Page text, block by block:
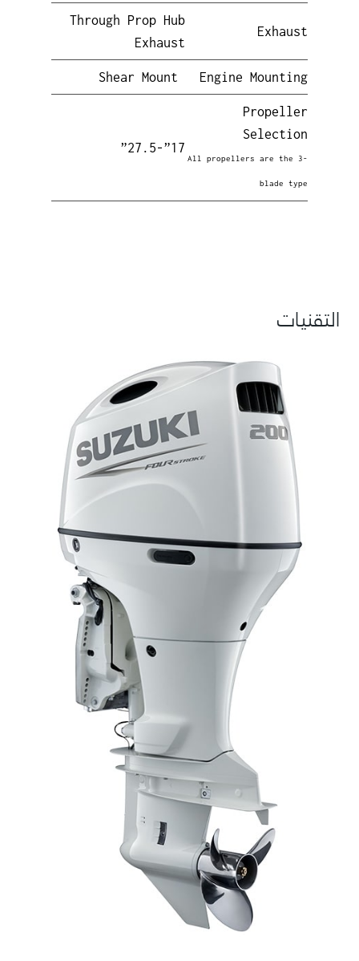
Exhaust
Through Prop Hub
Exhaust
Engine Mounting
Propeller
Selection
All propellers are the 3-
blade type
17”-27.5”
التقنيات